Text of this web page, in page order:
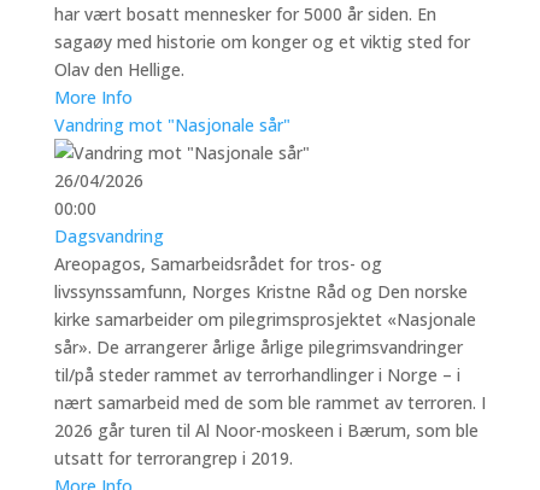
har vært bosatt mennesker for 5000 år siden. En
sagaøy med historie om konger og et viktig sted for
Olav den Hellige.
More Info
Vandring mot "Nasjonale sår"
26/04/2026
00:00
Dagsvandring
Areopagos, Samarbeidsrådet for tros- og
livssynssamfunn, Norges Kristne Råd og Den norske
kirke samarbeider om pilegrimsprosjektet «Nasjonale
sår». De arrangerer årlige årlige pilegrimsvandringer
til/på steder rammet av terrorhandlinger i Norge – i
nært samarbeid med de som ble rammet av terroren. I
2026 går turen til Al Noor-moskeen i Bærum, som ble
utsatt for terrorangrep i 2019.